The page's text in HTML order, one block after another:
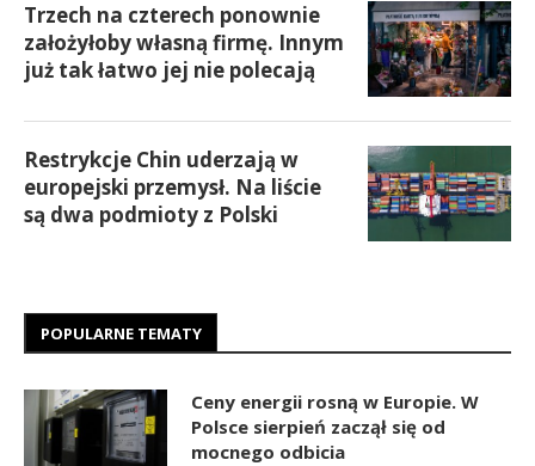
Trzech na czterech ponownie
założyłoby własną firmę. Innym
już tak łatwo jej nie polecają
Restrykcje Chin uderzają w
europejski przemysł. Na liście
są dwa podmioty z Polski
POPULARNE TEMATY
Ceny energii rosną w Europie. W
Polsce sierpień zaczął się od
mocnego odbicia